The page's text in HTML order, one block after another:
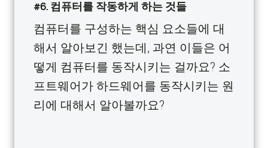
#6. 컴퓨터를 작동하게 하는 것들
컴퓨터를 구성하는 핵심 요소들에 대
해서 알아보긴 했는데, 과연 이들은 어
떻게 컴퓨터를 동작시키는 걸까요? 소
프트웨어가 하드웨어를 동작시키는 원
리에 대해서 알아볼까요?